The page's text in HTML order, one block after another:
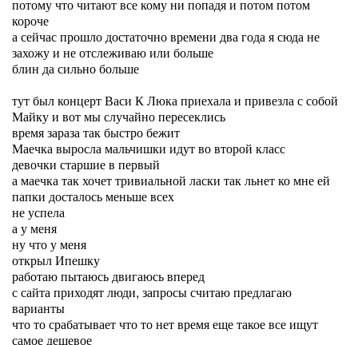
потому что читают все кому ни попадя и потом потом
короче
а сейчас прошло достаточно времени два года я сюда не
захожу и не отслеживаю или больше
блин да сильно больше
тут был концерт Васи К Люка приехала и привезла с собой
Майку и вот мы случайно пересеклись
время зараза так быстро бежит
Маечка выросла мальчишки идут во второй класс
девочки старшие в первый
а маечка так хочет тривиальной ласки так льнет ко мне ей
папки досталось меньше всех
не успела
а у меня
ну что у меня
открыл Ипешку
работаю пытаюсь двигаюсь вперед
с сайта приходят люди, запросы считаю предлагаю
варианты
что то срабатывает что то нет время еще такое все ищут
самое дешевое